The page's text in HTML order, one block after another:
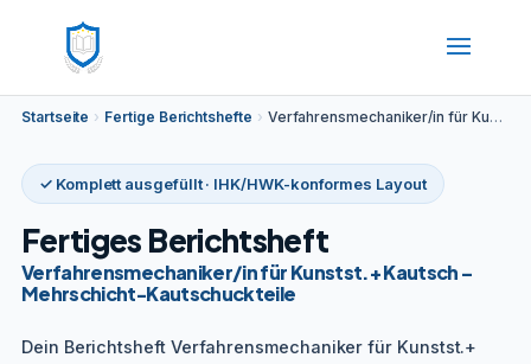
Startseite › Fertige Berichtshefte › Verfahrensmechaniker/in für Kunstst.+ Kautsch – Mehrschicht-Kautschuckteile
✓ Komplett ausgefüllt · IHK/HWK-konformes Layout
Fertiges Berichtsheft
Verfahrensmechaniker/in für Kunstst.+ Kautsch –
Mehrschicht-Kautschuckteile
Dein Berichtsheft Verfahrensmechaniker für Kunstst.+